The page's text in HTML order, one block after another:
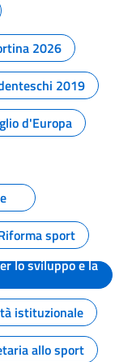
2026
2019
d'Europa
sport
lo sviluppo e la
istituzionale
allo sport